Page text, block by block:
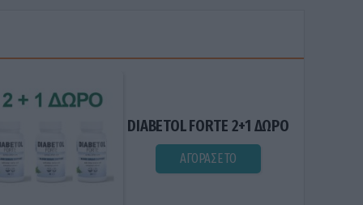
DIABETOL FORTE 2+1 ΔΩΡΟ
ΑΓΟΡΑΣΕ ΤΟ